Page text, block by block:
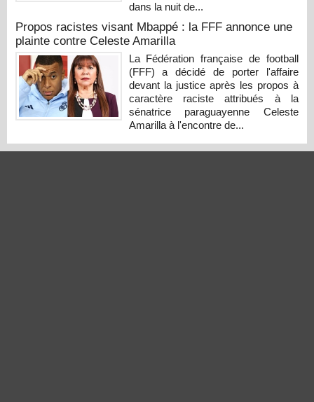
dans la nuit de...
Propos racistes visant Mbappé : la FFF annonce une
plainte contre Celeste Amarilla
La Fédération française de football
(FFF) a décidé de porter l'affaire
devant la justice après les propos à
caractère raciste attribués à la
sénatrice paraguayenne Celeste
Amarilla à l'encontre de...